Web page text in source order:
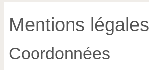
Mentions légales
Coordonnées